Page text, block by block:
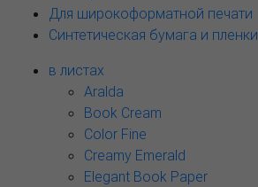
Для широкоформатной печати
Синтетическая бумага и пленки
в листах
Aralda
Book Cream
Color Fine
Creamy Emerald
Elegant Book Paper